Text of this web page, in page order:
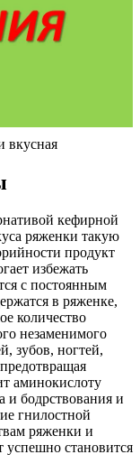
вкусная
кефирной
ряженки такую
продукт
избежать
с постоянным
в ряженке,
количество
незаменимого
зубов, ногтей,
аминокислоту
и бодрствования и
гнилостной
ряженки и
успешно становится